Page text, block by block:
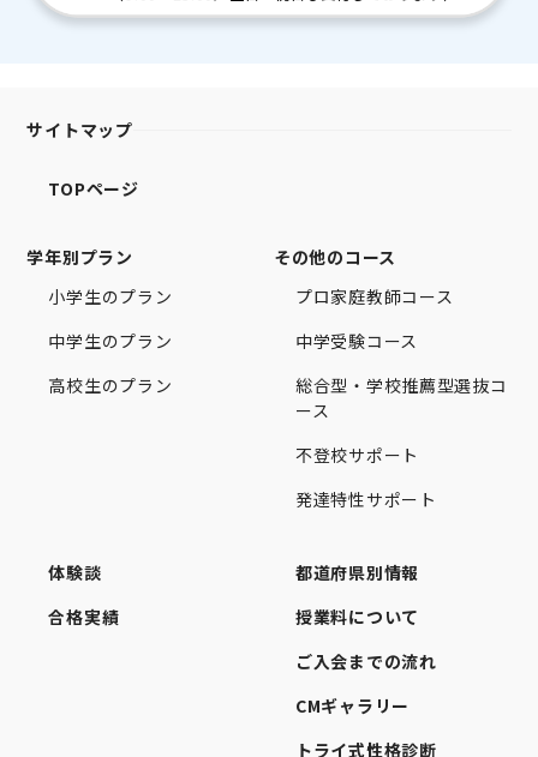
サイトマップ
TOPページ
学年別プラン
小学生のプラン
中学生のプラン
高校生のプラン
その他のコース
プロ家庭教師コース
中学受験コース
総合型・学校推薦型選抜コ
ース
不登校サポート
発達特性サポート
体験談
合格実績
都道府県別情報
授業料について
ご入会までの流れ
CMギャラリー
トライ式性格診断